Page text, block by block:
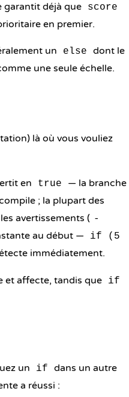
garantit déjà que score
en premier.
un else
dont le
une seule échelle.
là où vous vouliez
en true
— la branche
; la plupart des
avertissements ( -
au début —
if (5
immédiatement.
et affecte, tandis que
if
un if
dans un autre
a réussi :